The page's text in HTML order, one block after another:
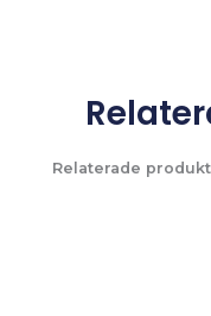
Relaterade